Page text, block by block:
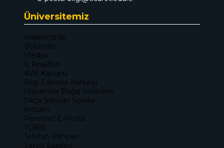
Üniversitemiz
Hakkımızda
Bölümler
Medya
İş Fırsatları
KVK Kanunu
Bilgi Edinme Kanunu
Üniversite Bağış Yönetimi
Sıkça Sorulan Sorular
İletişim
Personel E-Posta
TÜBİS
Telefon Rehberi
Servis Saatleri